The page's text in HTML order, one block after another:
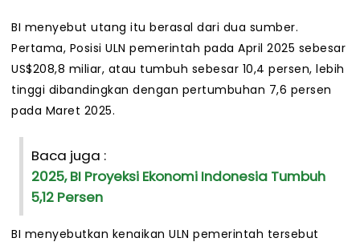
BI menyebut utang itu berasal dari dua sumber.
Pertama, Posisi ULN pemerintah pada April 2025 sebesar
US$208,8 miliar, atau tumbuh sebesar 10,4 persen, lebih
tinggi dibandingkan dengan pertumbuhan 7,6 persen
pada Maret 2025.
Baca juga :
2025, BI Proyeksi Ekonomi Indonesia Tumbuh
5,12 Persen
BI menyebutkan kenaikan ULN pemerintah tersebut